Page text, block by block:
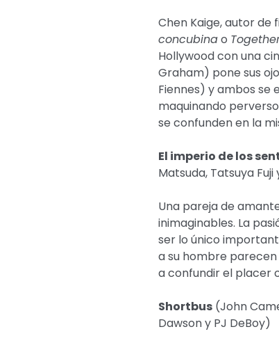
Chen Kaige, autor de
concubinao
Hollywood con una
Graham) pone sus
Fiennes) y ambos se
maquinando
se confunden en la
El imperio de los
Matsuda, Tatsuya Fuji
Una pareja de
inimaginables. La
ser lo único
a su hombre
a confundir el placer
Shortbus (John
Dawson y PJ DeBoy)